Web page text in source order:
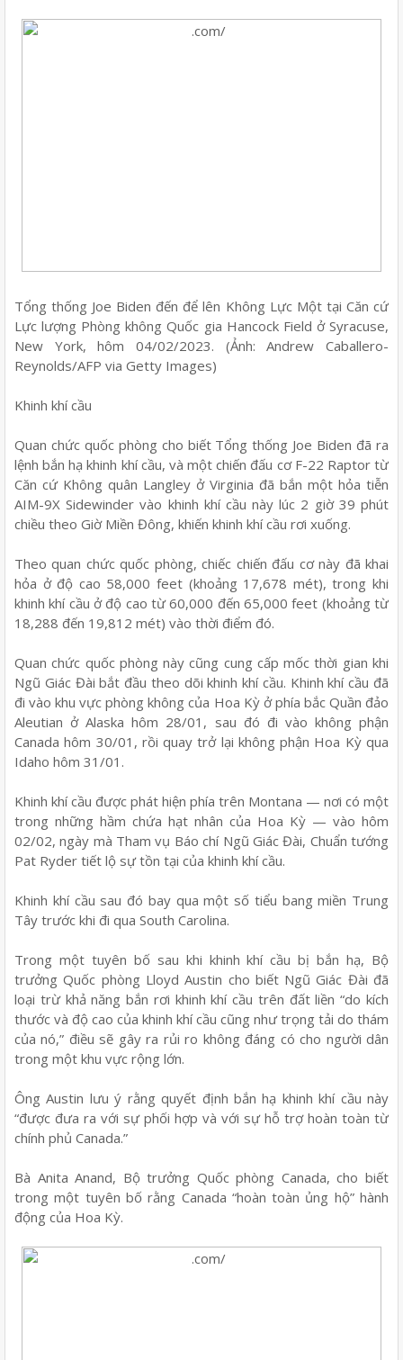
Tổng thống Joe Biden đến để lên Không Lực Một tại Căn cứ
Lực lượng Phòng không Quốc gia Hancock Field ở Syracuse,
New York, hôm 04/02/2023. (Ảnh: Andrew Caballero-
Reynolds/AFP via Getty Images)
Khinh khí cầu
Quan chức quốc phòng cho biết Tổng thống Joe Biden đã ra
lệnh bắn hạ khinh khí cầu, và một chiến đấu cơ F-22 Raptor từ
Căn cứ Không quân Langley ở Virginia đã bắn một hỏa tiễn
AIM-9X Sidewinder vào khinh khí cầu này lúc 2 giờ 39 phút
chiều theo Giờ Miền Đông, khiến khinh khí cầu rơi xuống.
Theo quan chức quốc phòng, chiếc chiến đấu cơ này đã khai
hỏa ở độ cao 58,000 feet (khoảng 17,678 mét), trong khi
khinh khí cầu ở độ cao từ 60,000 đến 65,000 feet (khoảng từ
18,288 đến 19,812 mét) vào thời điểm đó.
Quan chức quốc phòng này cũng cung cấp mốc thời gian khi
Ngũ Giác Đài bắt đầu theo dõi khinh khí cầu. Khinh khí cầu đã
đi vào khu vực phòng không của Hoa Kỳ ở phía bắc Quần đảo
Aleutian ở Alaska hôm 28/01, sau đó đi vào không phận
Canada hôm 30/01, rồi quay trở lại không phận Hoa Kỳ qua
Idaho hôm 31/01.
Khinh khí cầu được phát hiện phía trên Montana — nơi có một
trong những hầm chứa hạt nhân của Hoa Kỳ — vào hôm
02/02, ngày mà Tham vụ Báo chí Ngũ Giác Đài, Chuẩn tướng
Pat Ryder tiết lộ sự tồn tại của khinh khí cầu.
Khinh khí cầu sau đó bay qua một số tiểu bang miền Trung
Tây trước khi đi qua South Carolina.
Trong một tuyên bố sau khi khinh khí cầu bị bắn hạ, Bộ
trưởng Quốc phòng Lloyd Austin cho biết Ngũ Giác Đài đã
loại trừ khả năng bắn rơi khinh khí cầu trên đất liền “do kích
thước và độ cao của khinh khí cầu cũng như trọng tải do thám
của nó,” điều sẽ gây ra rủi ro không đáng có cho người dân
trong một khu vực rộng lớn.
Ông Austin lưu ý rằng quyết định bắn hạ khinh khí cầu này
“được đưa ra với sự phối hợp và với sự hỗ trợ hoàn toàn từ
chính phủ Canada.”
Bà Anita Anand, Bộ trưởng Quốc phòng Canada, cho biết
trong một tuyên bố rằng Canada “hoàn toàn ủng hộ” hành
động của Hoa Kỳ.